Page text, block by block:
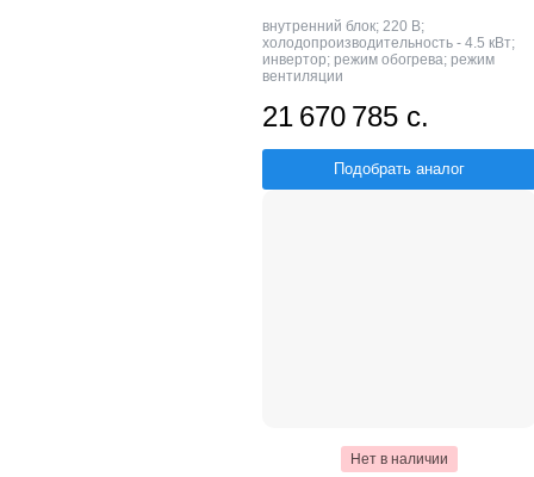
внутренний блок; 220 В;
холодопроизводительность - 4.5 кВт;
инвертор; режим обогрева; режим
вентиляции
21 670 785 с.
Подобрать аналог
Нет в наличии